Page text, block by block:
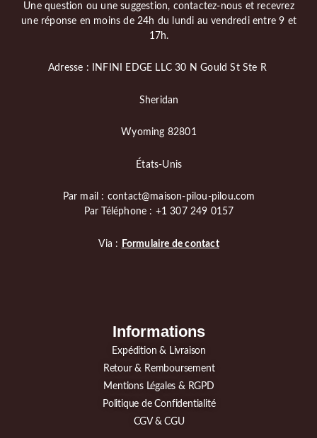
Une question ou une suggestion, contactez-nous et recevrez
une réponse en moins de 24h du lundi au vendredi entre 9 et
17h.
Adresse : INFINI EDGE LLC 30 N Gould St Ste R
Sheridan
Wyoming 82801
États-Unis
Par mail : contact@maison-pilou-pilou.com
Par Téléphone : +1 307 249 0157
Via : Formulaire de contact
Informations
Expédition & Livraison
Retour & Remboursement
Mentions Légales & RGPD
Politique de Confidentialité
CGV & CGU